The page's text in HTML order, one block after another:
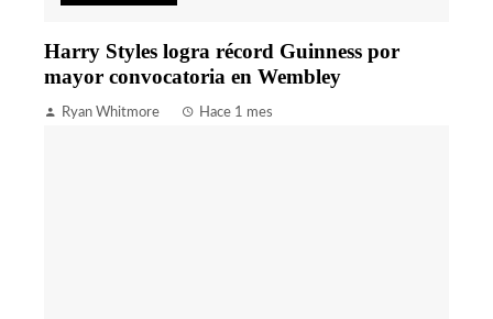
Harry Styles logra récord Guinness por
mayor convocatoria en Wembley
Ryan Whitmore Hace 1 mes